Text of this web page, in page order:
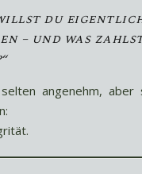
willst du
– und was
angenehm, aber